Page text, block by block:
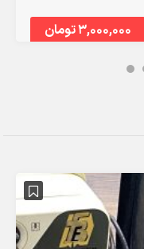
3,000,000 تومان